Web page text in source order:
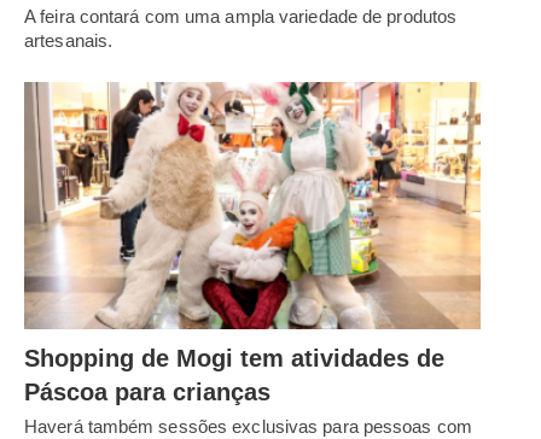
A feira contará com uma ampla variedade de produtos
artesanais.
Shopping de Mogi tem atividades de
Páscoa para crianças
Haverá também sessões exclusivas para pessoas com